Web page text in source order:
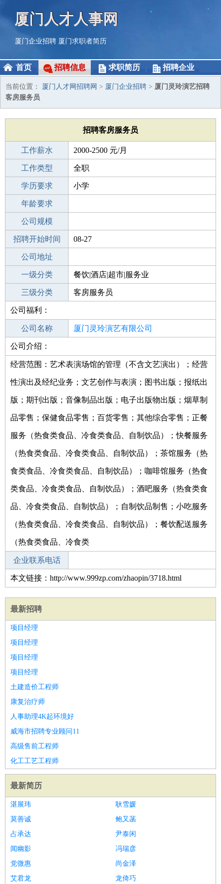
厦门人才人事网
厦门企业招聘 厦门求职者简历
首页 招聘信息 求职简历 招聘企业
当前位置： 厦门人才网招聘网 > 厦门企业招聘 > 厦门灵玲演艺招聘
客房服务员
招聘客房服务员
工作薪水 2000-2500 元/月
招聘人数 4人
工作类型 全职
性别要求 -
学历要求 小学
工作经验
年龄要求
工作地点
公司规模
公司电话
招聘开始时间 08-27
招聘结束时间
公司地址
一级分类 餐饮|酒店|超市|服务业
二级分类 酒店
三级分类 客房服务员
其他行业
公司福利：
公司名称 厦门灵玲演艺有限公司
公司类型
公司介绍：
经营范围：艺术表演场馆的管理（不含文艺演出）；经营
性演出及经纪业务；文艺创作与表演；图书出版；报纸出
版；期刊出版；音像制品出版；电子出版物出版；烟草制
品零售；保健食品零售；百货零售；其他综合零售；正餐
服务（热食类食品、冷食类食品、自制饮品）；快餐服务
（热食类食品、冷食类食品、自制饮品）；茶馆服务（热
食类食品、冷食类食品、自制饮品）；咖啡馆服务（热食
类食品、冷食类食品、自制饮品）；酒吧服务（热食类食
品、冷食类食品、自制饮品）；自制饮品制售；小吃服务
（热食类食品、冷食类食品、自制饮品）；餐饮配送服务
（热食类食品、冷食类
企业联系电话
本文链接：http://www.999zp.com/zhaopin/3718.html
最新招聘
项目经理
项目经理
项目经理
项目经理
土建造价工程师
康复治疗师
人事助理4K起环境好
威海市招聘专业顾问11
高级售前工程师
化工工艺工程师
最新简历
湛展玮
耿雪媛
莫善诚
鲍又菡
占承达
尹泰闲
闻幽影
冯瑞彦
党微惠
尚金泽
艾君龙
龙倚巧